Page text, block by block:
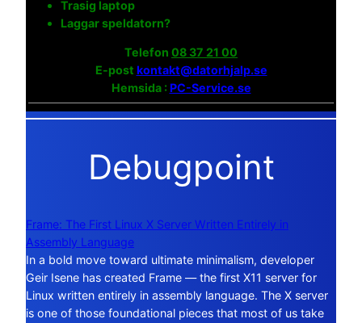
Trasig laptop
Laggar speldatorn?
Telefon 08 37 21 00
E-post kontakt@datorhjalp.se
Hemsida :PC-Service.se
Debugpoint
Frame: The First Linux X Server Written Entirely in
Assembly Language
In a bold move toward ultimate minimalism, developer
Geir Isene has created Frame — the first X11 server for
Linux written entirely in assembly language. The X server
is one of those foundational pieces that most of us take